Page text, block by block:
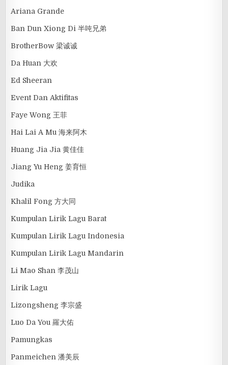
Ariana Grande
Ban Dun Xiong Di 半吨兄弟
BrotherBow 梁诚诚
Da Huan 大欢
Ed Sheeran
Event Dan Aktifitas
Faye Wong 王菲
Hai Lai A Mu 海来阿木
Huang Jia Jia 黄佳佳
Jiang Yu Heng 姜育恒
Judika
Khalil Fong 方大同
Kumpulan Lirik Lagu Barat
Kumpulan Lirik Lagu Indonesia
Kumpulan Lirik Lagu Mandarin
Li Mao Shan 李茂山
Lirik Lagu
Lizongsheng 李宗盛
Luo Da You 羅大佑
Pamungkas
Panmeichen 潘美辰